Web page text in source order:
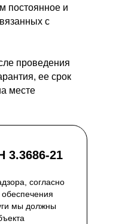
постоянное и
с
проведения
ее срок
месте
3.3686-21
согласно
мы должны